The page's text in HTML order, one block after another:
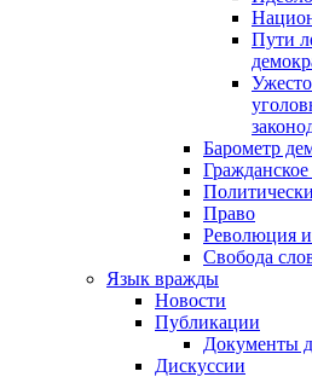
Пути
Барометр
Право
Революция
Свобода
Язык вражды
Новости
Публикации
Документы
Дискуссии